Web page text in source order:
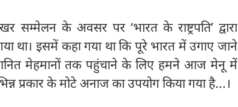
के अवसर पर ‘भारत के राष्ट्रपति’ द्वारा
था। इसमें कहा गया था कि पूरे भारत में उगाए जाने
मेहमानों तक पहुंचाने के लिए हमने आज मेनू में
प्रकार के मोटे अनाज का उपयोग किया गया है...।